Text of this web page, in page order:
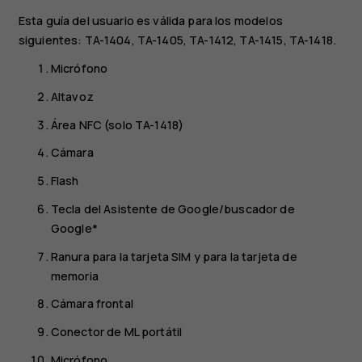
Esta guía del usuario es válida para los modelos
siguientes: TA-1404, TA-1405, TA-1412, TA-1415, TA-1418.
Micrófono
Altavoz
Área NFC (solo TA-1418)
Cámara
Flash
Tecla del Asistente de Google/buscador de
Google*
Ranura para la tarjeta SIM y para la tarjeta de
memoria
Cámara frontal
Conector de ML portátil